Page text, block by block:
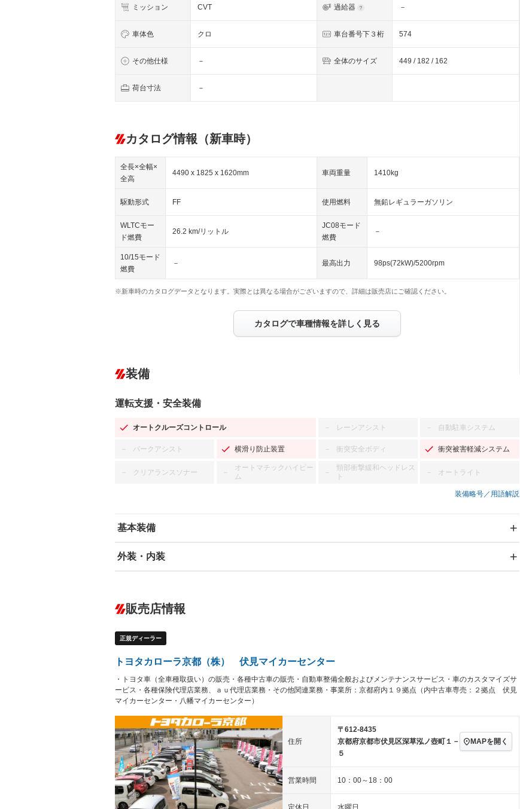
ミッション CVT 過給器 －
車体色 クロ 車台番号下３桁 574
その他仕様 － 全体のサイズ 449 / 182 / 162
荷台寸法 －
カタログ情報（新車時）
全長×全幅×
全高
4490 x 1825 x 1620mm 車両重量 1410kg
駆動形式 FF 使用燃料 無鉛レギュラーガソリン
WLTCモー
ド燃費
26.2 km/リットル
JC08モード
燃費
－
10/15モード
燃費
－ 最高出力 98ps(72kW)/5200rpm
※新車時のカタログデータとなります。実際とは異なる場合がございますので、詳細は販売店にご確認ください。
カタログで車種情報を詳しく見る
装備
運転支援・安全装備
オートクルーズコントロール － レーンアシスト － 自動駐車システム
－ パークアシスト 横滑り防止装置 － 衝突安全ボディ 衝突被害軽減システム
－ クリアランスソナー －
オートマチックハイビー
ム
－
頸部衝撃緩和ヘッドレス
ト
－ オートライト
装備略号／用語解説
基本装備
エアバッグ：運転席/助手席/サイド
－ ダウンヒルアシストコントロール
－ Bluetooth接続
－ レンタカーアップ － 展示・試乗車 －
装備略号／用語解説
外装・内装
オーディオ：CDまたはCDチェンジャー／ミュージック
プレイヤー接続可
－
ヘッドライトウォッシャ
ー
LEDヘッドランプ － HID(キセノンライト) －
ETC － エアロ スマートキー － ローダウン
－ ランフラットタイヤ パワーシート
フルフラットシート － チップアップシート
－ シートヒーター － ウォークスルー 後席モニター － 電動リアゲート
－ フロントカメラ － シートエアコン
－ ルーフレール － エアサスペンション
販売店情報
正規ディーラー
トヨタカローラ京都（株） 伏見マイカーセンター
・トヨタ車（全車種取扱い）の販売・各種中古車の販売・自動車整備全般およびメンテナンスサービス・車のカスタマイズサ
ービス・各種保険代理店業務、ａｕ代理店業務・その他関連業務・事業所：京都府内１９拠点（内中古車専売：２拠点 伏見
マイカーセンター・八幡マイカーセンター）
住所
〒612-8435
京都府京都市伏見区深草泓ノ壺町１－
５
MAPを開く
営業時間 10：00～18：00
定休日 水曜日